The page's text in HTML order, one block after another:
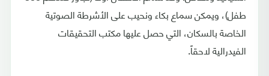
طفل)، ويمكن سماع بكاء ونحيب على الأشرطة الصوتية
الخاصة بالسكان، التي حصل عليها مكتب التحقيقات
الفيدرالية لاحقاً.